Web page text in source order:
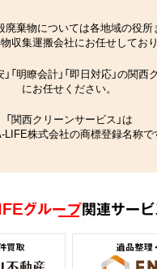
廃棄物については各地域の役所
収集運搬会社にお任せしてお
「明瞭会計」「即日対応」の関
にお任せください。
「関西クリーンサービス」は
LIFE株式会社の商標登録名称で
グループ関連サー